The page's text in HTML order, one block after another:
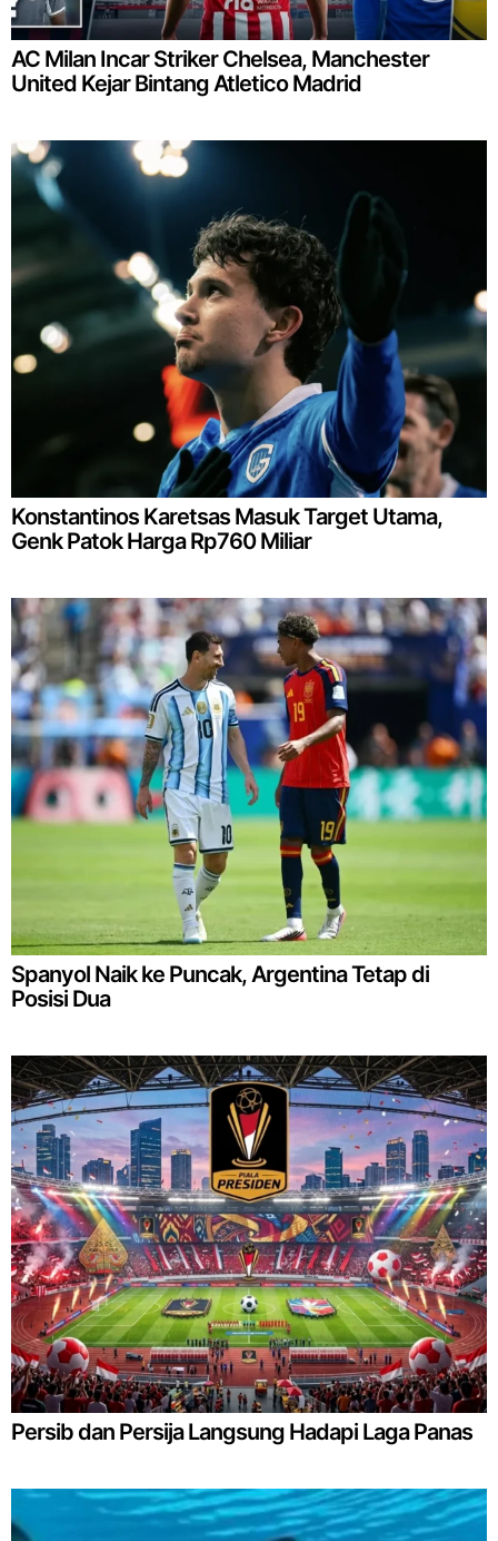
AC Milan Incar Striker Chelsea, Manchester
United Kejar Bintang Atletico Madrid
Konstantinos Karetsas Masuk Target Utama,
Genk Patok Harga Rp760 Miliar
Spanyol Naik ke Puncak, Argentina Tetap di
Posisi Dua
Persib dan Persija Langsung Hadapi Laga Panas